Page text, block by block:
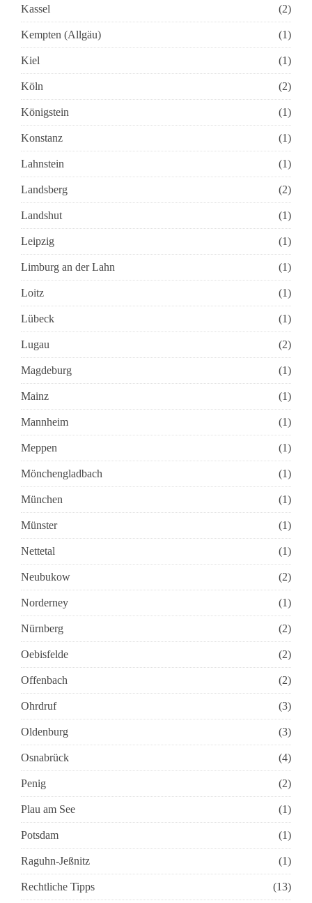
Kassel (2)
Kempten (Allgäu) (1)
Kiel (1)
Köln (2)
Königstein (1)
Konstanz (1)
Lahnstein (1)
Landsberg (2)
Landshut (1)
Leipzig (1)
Limburg an der Lahn (1)
Loitz (1)
Lübeck (1)
Lugau (2)
Magdeburg (1)
Mainz (1)
Mannheim (1)
Meppen (1)
Mönchengladbach (1)
München (1)
Münster (1)
Nettetal (1)
Neubukow (2)
Norderney (1)
Nürnberg (2)
Oebisfelde (2)
Offenbach (2)
Ohrdruf (3)
Oldenburg (3)
Osnabrück (4)
Penig (2)
Plau am See (1)
Potsdam (1)
Raguhn-Jeßnitz (1)
Rechtliche Tipps (13)